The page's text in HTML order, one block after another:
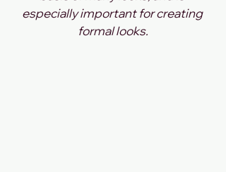
especially important for creating
formal looks.